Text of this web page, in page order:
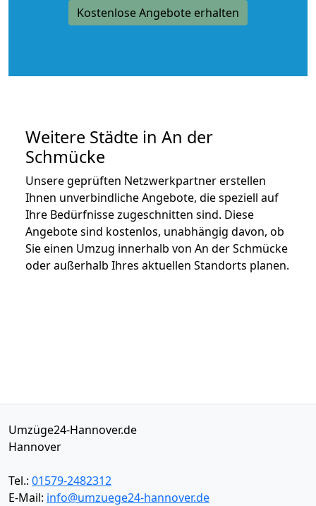
Kostenlose Angebote erhalten
Weitere Städte in An der
Schmücke
Unsere geprüften Netzwerkpartner erstellen
Ihnen unverbindliche Angebote, die speziell auf
Ihre Bedürfnisse zugeschnitten sind. Diese
Angebote sind kostenlos, unabhängig davon, ob
Sie einen Umzug innerhalb von An der Schmücke
oder außerhalb Ihres aktuellen Standorts planen.
Umzüge24-Hannover.de
Hannover
Tel.: 01579-2482312
E-Mail: info@umzuege24-hannover.de